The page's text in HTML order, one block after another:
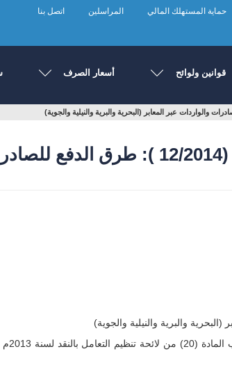
حماية المستهلك المالي المراسلين اتصل بنا
قوانين ولوائح أسعار الصرف
منشور إدارة السياسات رقم (12/
والبرية والنيلية والجوية)